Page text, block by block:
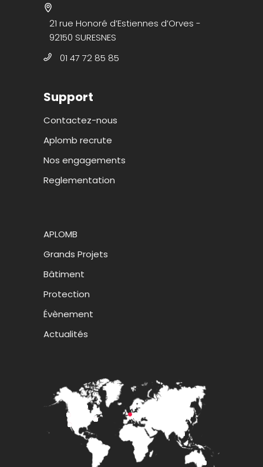
21 rue Honoré d’Estiennes d’Orves -
92150 SURESNES
01 47 72 85 85
Support
Contactez-nous
Aplomb recrute
Nos engagements
Reglementation
APLOMB
Grands Projets
Bâtiment
Protection
Évènement
Actualités